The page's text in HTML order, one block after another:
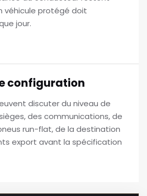
véhicule protégé doit
jour.
configuration
discuter du niveau de
des communications, de
run-flat, de la destination
export avant la spécification